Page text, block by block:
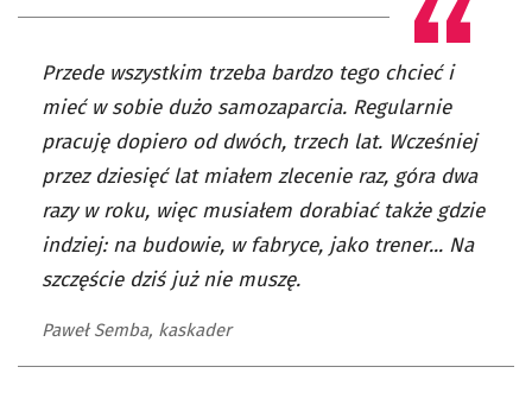
Przede wszystkim trzeba bardzo tego chcieć i
mieć w sobie dużo samozaparcia. Regularnie
pracuję dopiero od dwóch, trzech lat. Wcześniej
przez dziesięć lat miałem zlecenie raz, góra dwa
razy w roku, więc musiałem dorabiać także gdzie
indziej: na budowie, w fabryce, jako trener... Na
szczęście dziś już nie muszę.
Paweł Semba, kaskader